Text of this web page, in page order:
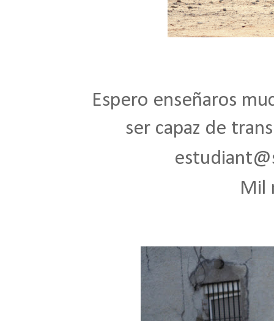
Espero enseñaros
ser capaz de
Mil